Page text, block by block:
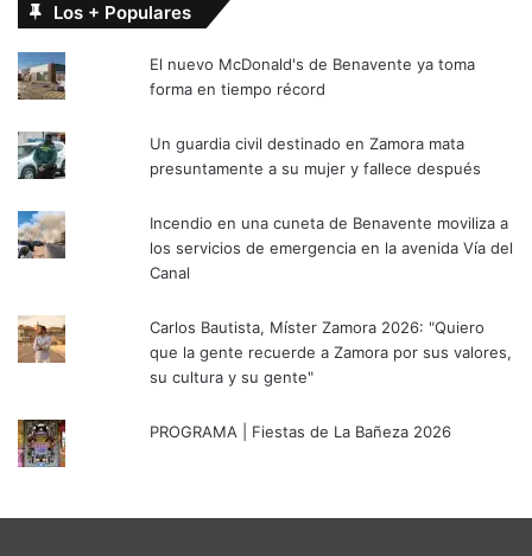
Los + Populares
El nuevo McDonald's de Benavente ya toma
forma en tiempo récord
Un guardia civil destinado en Zamora mata
presuntamente a su mujer y fallece después
Incendio en una cuneta de Benavente moviliza a
los servicios de emergencia en la avenida Vía del
Canal
Carlos Bautista, Míster Zamora 2026: "Quiero
que la gente recuerde a Zamora por sus valores,
su cultura y su gente"
PROGRAMA | Fiestas de La Bañeza 2026